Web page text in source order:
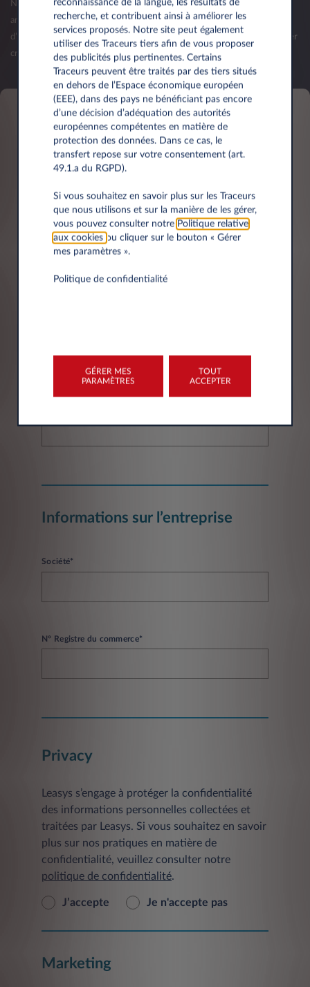
Nous vous invitons à nous contacter lorsque votre société aura plus d'un
an d’existence et que vos premiers bilans seront publiés. La validation
d’une offre (commande) reste sous réserve d’acceptation de votre dossier
crédit par Leasys Luxembourg.
Informations personnelles
Nom*
Informations sur l’entreprise
Société*
N° Registre du commerce*
Privacy
Leasys s’engage à protéger la confidentialité
des informations personnelles collectées et
traitées par Leasys. Si vous souhaitez en savoir
plus sur nos pratiques en matière de
confidentialité, veuillez consulter notre
politique de confidentialité.
J’accepte Je n'accepte pas
Marketing
reconnaissance de la langue, les résultats de
recherche, et contribuent ainsi à améliorer les
services proposés. Notre site peut également
utiliser des Traceurs tiers afin de vous proposer
des publicités plus pertinentes. Certains
Traceurs peuvent être traités par des tiers situés
en dehors de l’Espace économique européen
(EEE), dans des pays ne bénéficiant pas encore
d’une décision d’adéquation des autorités
européennes compétentes en matière de
protection des données. Dans ce cas, le
transfert repose sur votre consentement (art.
49.1.a du RGPD).
Si vous souhaitez en savoir plus sur les Traceurs
que nous utilisons et sur la manière de les gérer,
vous pouvez consulter notre Politique relative
aux cookies ou cliquer sur le bouton « Gérer
mes paramètres ».
Politique de confidentialité
GÉRER MES
PARAMÈTRES
TOUT
ACCEPTER